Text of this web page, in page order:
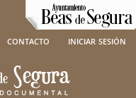
contacto iniciar sesión